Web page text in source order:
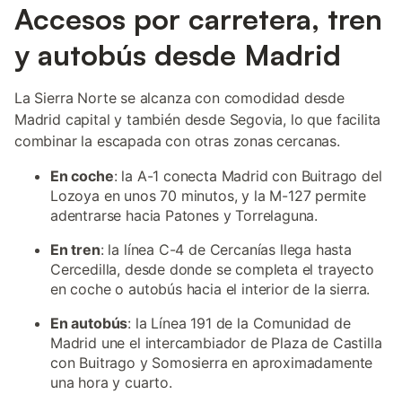
Accesos por carretera, tren
y autobús desde Madrid
La Sierra Norte se alcanza con comodidad desde
Madrid capital y también desde Segovia, lo que facilita
combinar la escapada con otras zonas cercanas.
En coche: la A-1 conecta Madrid con Buitrago del
Lozoya en unos 70 minutos, y la M-127 permite
adentrarse hacia Patones y Torrelaguna.
En tren: la línea C-4 de Cercanías llega hasta
Cercedilla, desde donde se completa el trayecto
en coche o autobús hacia el interior de la sierra.
En autobús: la Línea 191 de la Comunidad de
Madrid une el intercambiador de Plaza de Castilla
con Buitrago y Somosierra en aproximadamente
una hora y cuarto.